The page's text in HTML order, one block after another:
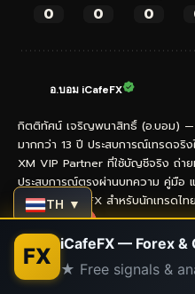
0 0 0
อ.บอม iCafeFX
กิตติทัศน์ เจริญพนาสิทธิ์ (อ.บอม)
มากกว่า 13 ปี ประสบการณ์เทรดจริ
XM VIP Partner ที่ใช้บัญชีจริง ถ่า
ประสบการณ์ตรงผ่านบทความ คู่มือ
เว็บไซต์ iCafeFX สำหรับนักเทรดไทย
-
TH ▼
FX iCafeFX — Forex &
★ Free signals &
Contact
Open